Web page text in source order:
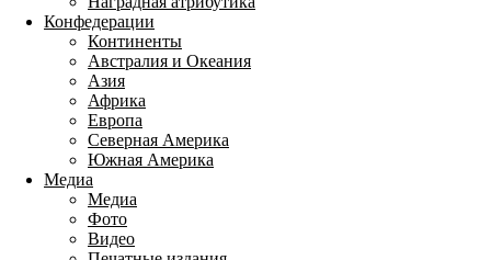
Конфедерации
Континенты
Австралия и Океания
Азия
Африка
Европа
Северная Америка
Южная Америка
Медиа
Медиа
Фото
Видео